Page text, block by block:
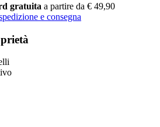
gratuita a partire da € 49,90
e consegna